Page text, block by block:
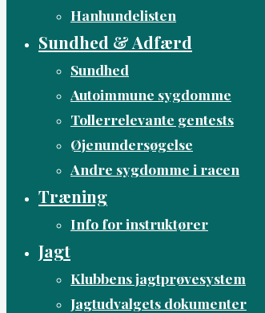
Hanhundelisten
Sundhed & Adfærd
Sundhed
Autoimmune sygdomme
Tollerrelevante gentests
Øjenundersøgelse
Andre sygdomme i racen
Træning
Info for instruktører
Jagt
Klubbens jagtprøvesystem
Jagtudvalgets dokumenter